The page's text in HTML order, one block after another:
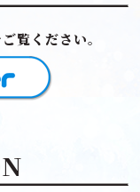
覧ください。